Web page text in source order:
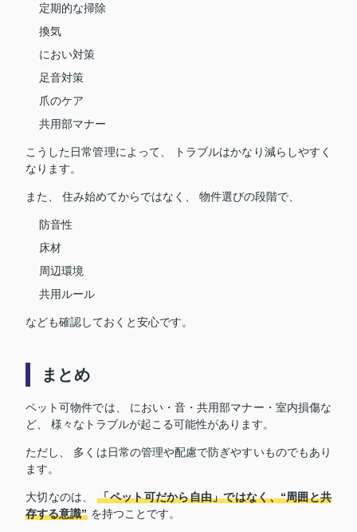
定期的な掃除
換気
におい対策
足音対策
爪のケア
共用部マナー
こうした日常管理によって、 トラブルはかなり減らしやすく
なります。
また、 住み始めてからではなく、 物件選びの段階で、
防音性
床材
周辺環境
共用ルール
なども確認しておくと安心です。
まとめ
ペット可物件では、 におい・音・共用部マナー・室内損傷な
ど、 様々なトラブルが起こる可能性があります。
ただし、 多くは日常の管理や配慮で防ぎやすいものでもあり
ます。
大切なのは、 「ペット可だから自由」ではなく、“周囲と共
存する意識” を持つことです。